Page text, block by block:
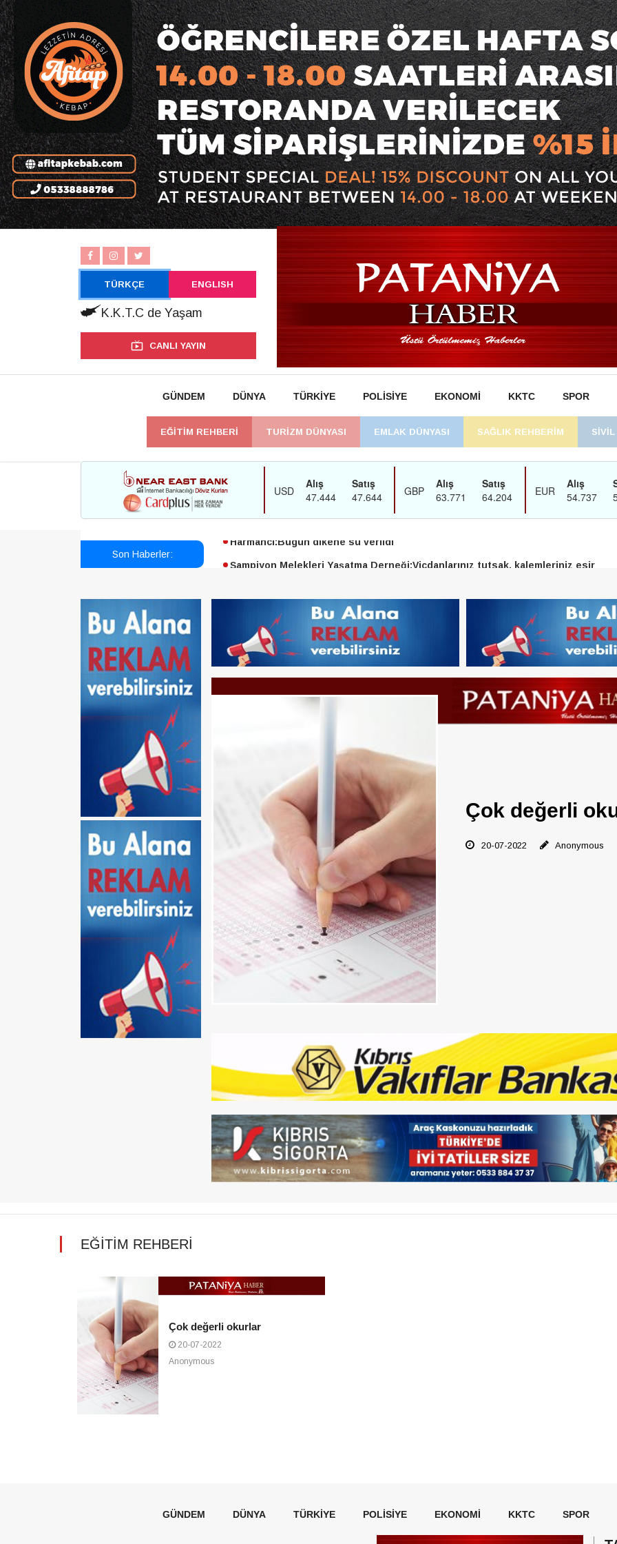
TÜRKÇE ENGLISH
K.K.T.C de Yaşam
CANLI YAYIN
GÜNDEM DÜNYA TÜRKIYE POLISIYE EKONOMI KKTC SPOR
EĞİTİM REHBERİ TURİZM DÜNYASI EMLAK DÜNYASI SAĞLIK REHBERİM
Son Haberler:
Esendağlı:Adıyaman’daki süreç sona erdi, hukuk mücadelesi sürecek
Şampiyon Melekleri Yaşatma Derneği:Vicdanlarınız tutsak, kalemleriniz esir
Çok değerli
20-07-2022 Anonymous
EĞİTİM REHBERİ
Çok değerli okurlar
20-07-2022
Anonymous
GÜNDEM DÜNYA TÜRKIYE POLISIYE EKONOMI KKTC SPOR